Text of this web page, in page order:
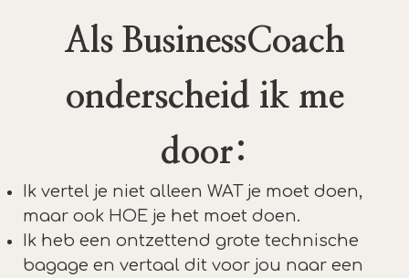
Als BusinessCoach
onderscheid ik me
door:
Ik vertel je niet alleen WAT je moet doen,
maar ook HOE je het moet doen.
Ik heb een ontzettend grote technische
bagage en vertaal dit voor jou naar een